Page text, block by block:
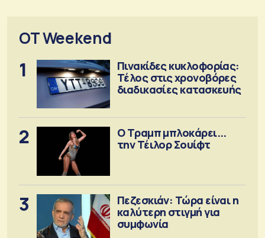
OT Weekend
1
Πινακίδες κυκλοφορίας:
Τέλος στις χρονοβόρες
διαδικασίες κατασκευής
2
Ο Τραμπ μπλοκάρει...
την Τέιλορ Σουίφτ
3
Πεζεσκιάν: Τώρα είναι η
καλύτερη στιγμή για
συμφωνία